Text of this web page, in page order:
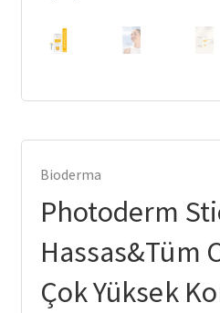
Bioderma
Photoderm
Hassas&Tüm
Çok Yüksek